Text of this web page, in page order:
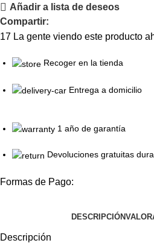
Añadir a lista de deseos
Compartir:
17 La gente viendo este producto
Recoger en la tienda
Entrega a domicilio
1 año de garantía
Devoluciones gratuitas
Formas de Pago:
DESCRIPCIÓN
Descripción